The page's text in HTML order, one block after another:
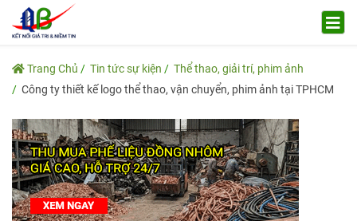
Trang Chủ Tin tức sự kiện
Thể thao, giải trí, phim ảnh
Công ty thiết kế logo thể thao, vận chuyển, phim ảnh tại TPHCM